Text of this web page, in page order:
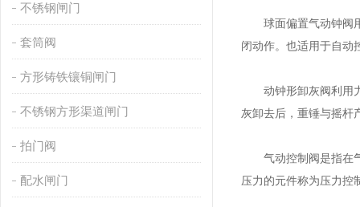
不锈钢闸门
套筒阀
方形铸铁镶铜闸门
不锈钢方形渠道闸门
拍门阀
配水闸门
球面偏置气动钟阀用
闭动作。也适用于自动
动钟形卸灰阀利用力
灰卸去后，重锤与摇杆
气动控制阀是指在气
压力的元件称为压力控